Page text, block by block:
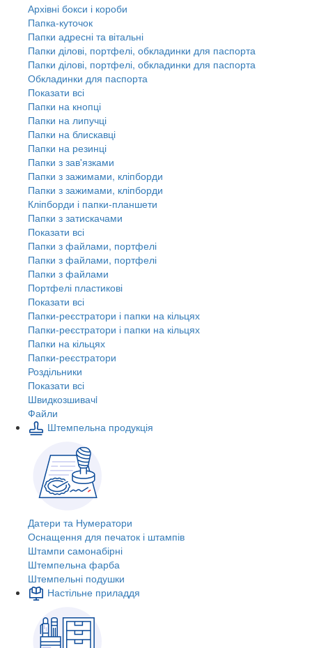
Архівні бокси і короби
Папка-куточок
Папки адресні та вітальні
Папки ділові, портфелі, обкладинки для паспорта
Папки ділові, портфелі, обкладинки для паспорта
Обкладинки для паспорта
Показати всі
Папки на кнопці
Папки на липучці
Папки на блискавці
Папки на резинці
Папки з зав'язками
Папки з зажимами, кліпборди
Папки з зажимами, кліпборди
Кліпборди і папки-планшети
Папки з затискачами
Показати всі
Папки з файлами, портфелі
Папки з файлами, портфелі
Папки з файлами
Портфелі пластикові
Показати всі
Папки-реєстратори і папки на кільцях
Папки-реєстратори і папки на кільцях
Папки на кільцях
Папки-реєстратори
Роздільники
Показати всі
Швидкозшивачi
Файли
Штемпельна продукція
Датери та Нумератори
Оснащення для печаток і штампів
Штампи самонабірні
Штемпельна фарба
Штемпельні подушки
Настільне приладдя